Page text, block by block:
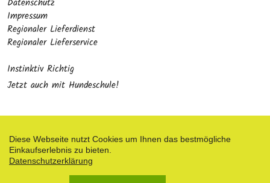
Impressum
Regionaler Lieferdienst
Regionaler Lieferservice
Instinktiv Richtig
Jetzt auch mit Hundeschule!
Zahlungsarten
Diese Webseite nutzt Cookies um Ihnen das bestmögliche
Einkaufserlebnis zu bieten.
Datenschutzerklärung